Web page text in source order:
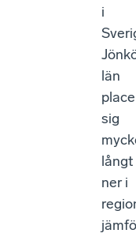
i
län
sig
långt
ner i